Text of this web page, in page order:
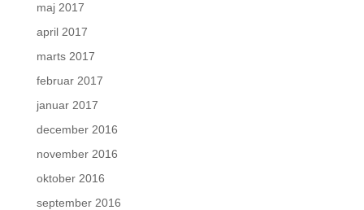
maj 2017
april 2017
marts 2017
februar 2017
januar 2017
december 2016
november 2016
oktober 2016
september 2016